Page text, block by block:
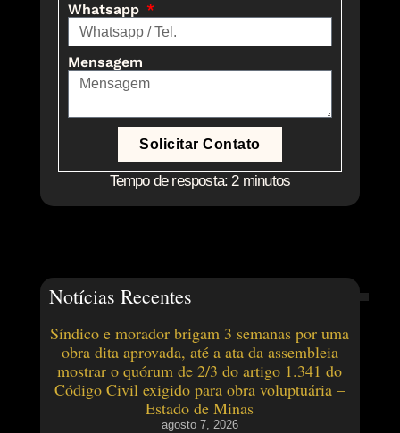
Whatsapp
Mensagem
Solicitar Contato
Tempo de resposta: 2 minutos
Notícias Recentes
Síndico e morador brigam 3 semanas por uma
obra dita aprovada, até a ata da assembleia
mostrar o quórum de 2/3 do artigo 1.341 do
Código Civil exigido para obra voluptuária –
Estado de Minas
agosto 7, 2026